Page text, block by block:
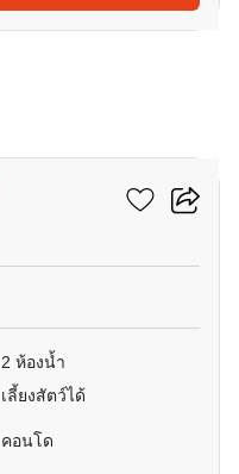
2 ห้องน้ำ
เลี้ยงสัตว์ได้
คอนโด